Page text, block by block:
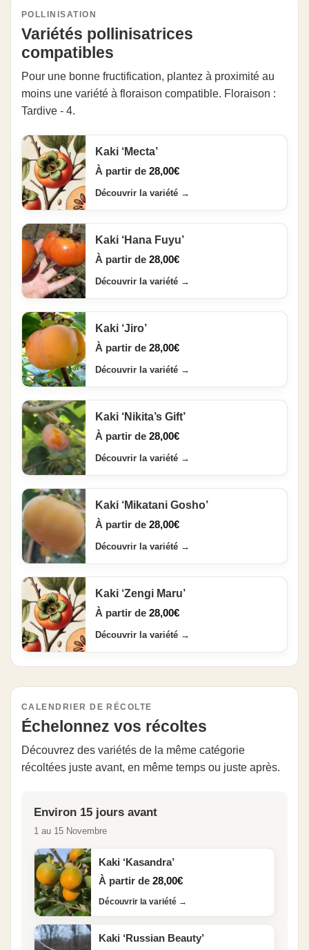
POLLINISATION
Variétés pollinisatrices
compatibles
Pour une bonne fructification, plantez à proximité au
moins une variété à floraison compatible. Floraison :
Tardive - 4.
Kaki ‘Mecta’
À partir de 28,00€
Découvrir la variété →
Kaki ‘Hana Fuyu’
À partir de 28,00€
Découvrir la variété →
Kaki ‘Jiro’
À partir de 28,00€
Découvrir la variété →
Kaki ‘Nikita’s Gift’
À partir de 28,00€
Découvrir la variété →
Kaki ‘Mikatani Gosho’
À partir de 28,00€
Découvrir la variété →
Kaki ‘Zengi Maru’
À partir de 28,00€
Découvrir la variété →
CALENDRIER DE RÉCOLTE
Échelonnez vos récoltes
Découvrez des variétés de la même catégorie
récoltées juste avant, en même temps ou juste après.
Environ 15 jours avant
1 au 15 Novembre
Kaki ‘Kasandra’
À partir de 28,00€
Découvrir la variété →
Kaki ‘Russian Beauty’